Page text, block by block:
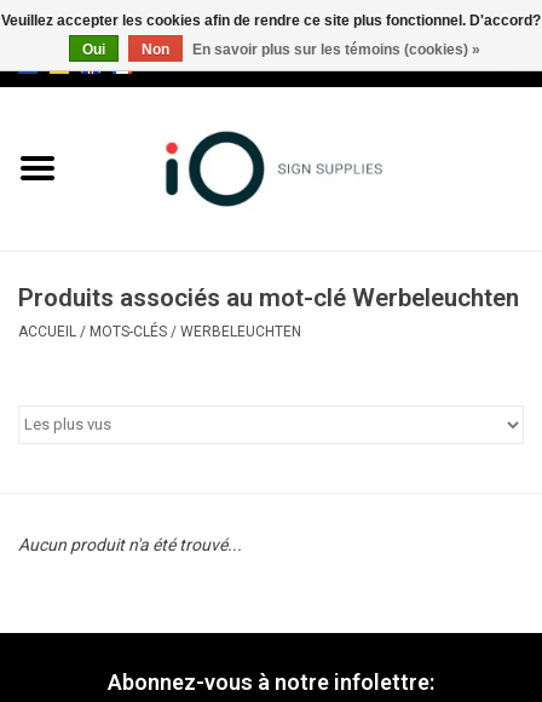
Marques
Appelez-nous au +32 3 353 67
Produits associés au mot-clé Werbeleuchten
ACCUEIL / MOTS-CLÉS / WERBELEUCHTEN
Aucun produit n'a été trouvé...
Abonnez-vous à notre infolettre:
Veuillez accepter les cookies afin de rendre ce site plus fonctionnel. D'accord?
Oui
Non En savoir plus sur les témoins (cookies) »